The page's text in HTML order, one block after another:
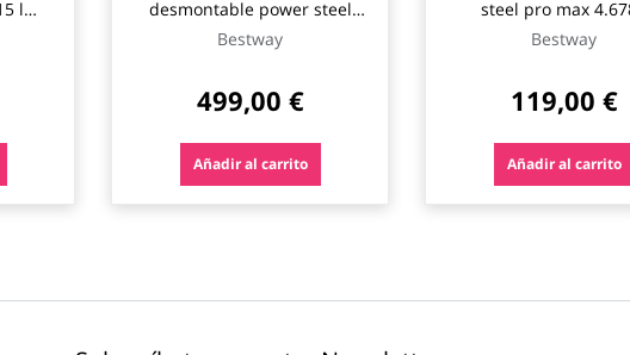
l
ii
desmontable power steel
8.124 l depuradora cartucho
tipo ii 412x201x122cm
Bestway
499,00 €
Añadir al carrito
steel pro max
depuradora cartucho
ø305x76cm
Bestway
119,00 €
Añadir al carrito